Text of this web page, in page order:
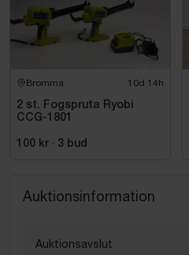
Bromma 10d 14h
2 st. Fogspruta Ryobi
CCG-1801
100 kr · 3 bud
Auktionsinformation
Auktionsavslut